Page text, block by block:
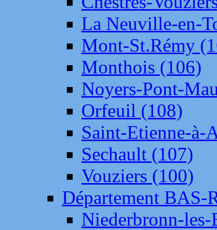
La Neuville-en-
Mont-St.Rémy
Monthois (106)
Noyers-Pont-
Orfeuil (108)
Saint-Etienne-à-
Sechault (107)
Vouziers (100)
Département BAS-
Niederbronn-